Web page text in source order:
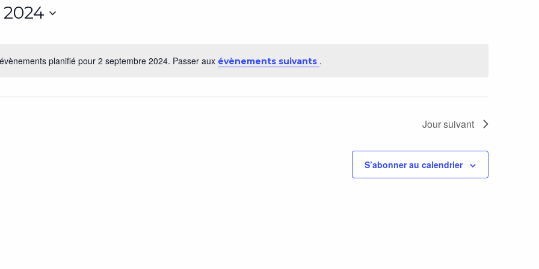
Notice
planifié pour 2 septembre 2024. Passer aux évènements suivants .
Jour suivant
S’abonner au calendrier